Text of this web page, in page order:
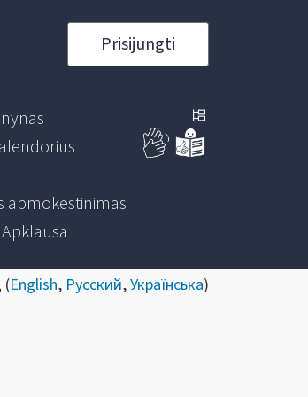
Prisijungti
apmokestinimas
(English, Русский,Українська)